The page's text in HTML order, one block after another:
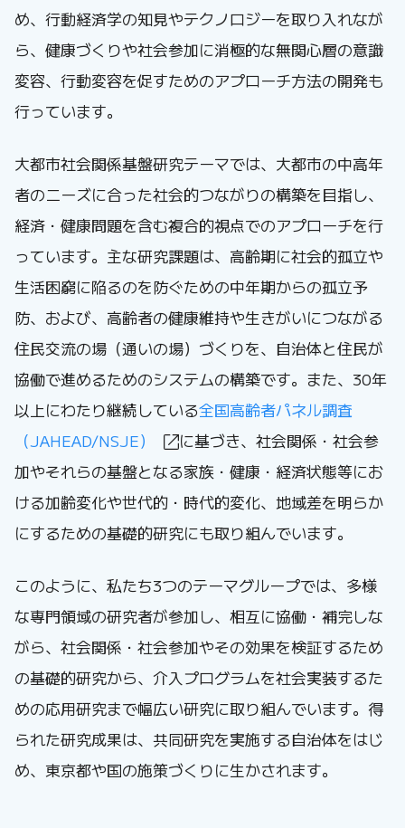
め、行動経済学の知見やテクノロジーを取り入れなが
ら、健康づくりや社会参加に消極的な無関心層の意識
変容、行動変容を促すためのアプローチ方法の開発も
行っています。
大都市社会関係基盤研究テーマでは、大都市の中高年
者のニーズに合った社会的つながりの構築を目指し、
経済・健康問題を含む複合的視点でのアプローチを行
っています。主な研究課題は、高齢期に社会的孤立や
生活困窮に陥るのを防ぐための中年期からの孤立予
防、および、高齢者の健康維持や生きがいにつながる
住民交流の場（通いの場）づくりを、自治体と住民が
協働で進めるためのシステムの構築です。また、30年
以上にわたり継続している全国高齢者パネル調査
（JAHEAD/NSJE）
に基づき、社会関係・社会参
加やそれらの基盤となる家族・健康・経済状態等にお
ける加齢変化や世代的・時代的変化、地域差を明らか
にするための基礎的研究にも取り組んでいます。
このように、私たち3つのテーマグループでは、多様
な専門領域の研究者が参加し、相互に協働・補完しな
がら、社会関係・社会参加やその効果を検証するため
の基礎的研究から、介入プログラムを社会実装するた
めの応用研究まで幅広い研究に取り組んでいます。得
られた研究成果は、共同研究を実施する自治体をはじ
め、東京都や国の施策づくりに生かされます。